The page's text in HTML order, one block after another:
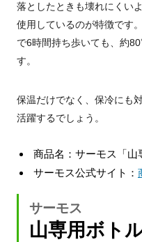
落としたときも壊れにくい
使用しているのが特徴です
で6時間持ち歩いても、約
す。
保温だけでなく、保冷にも
活躍するでしょう。
商品名：サーモス「山
サーモス公式サイト：
サーモス
山専用ボト